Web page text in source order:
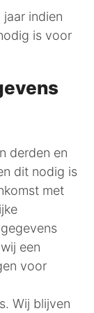
jaar indien
is voor
derden en
dit nodig is
met
een
voor
Wij blijven